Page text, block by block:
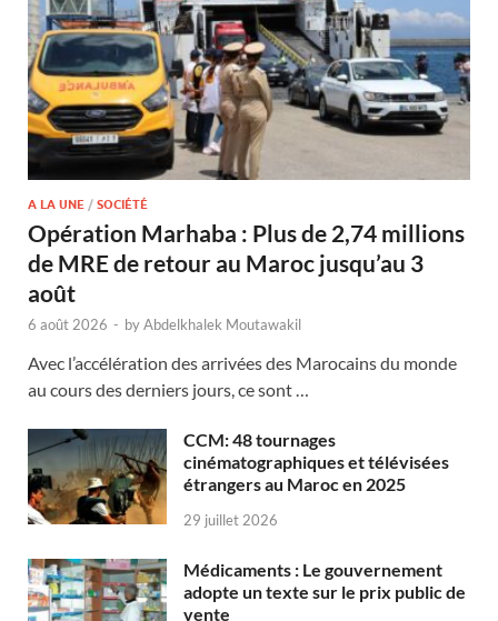
A LA UNE / SOCIÉTÉ
Opération Marhaba : Plus de 2,74 millions
de MRE de retour au Maroc jusqu’au 3
août
6 août 2026 - byAbdelkhalek Moutawakil
Avec l’accélération des arrivées des Marocains du monde
au cours des derniers jours, ce sont …
CCM: 48 tournages
cinématographiques et télévisées
étrangers au Maroc en 2025
29 juillet 2026
Médicaments : Le gouvernement
adopte un texte sur le prix public de
vente